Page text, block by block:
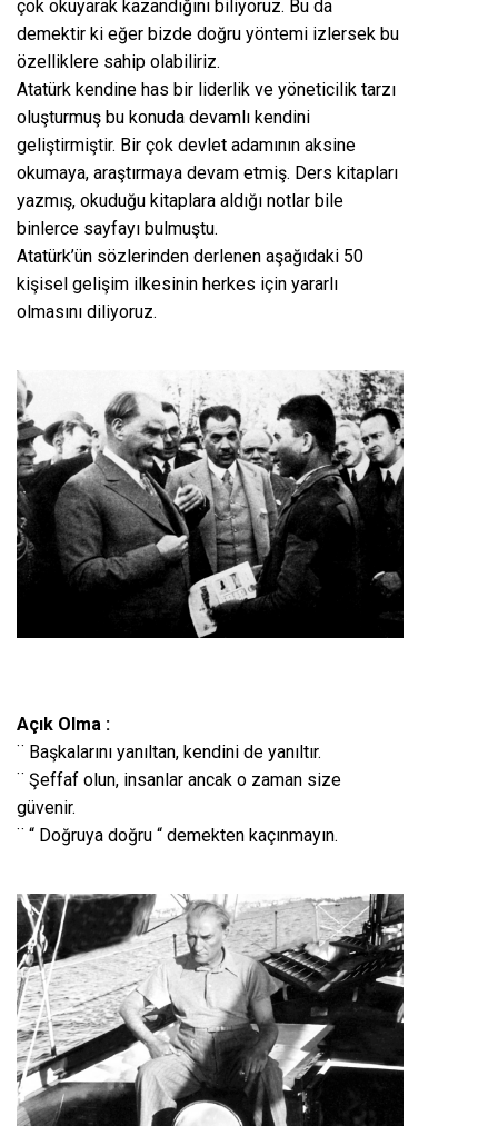
çok okuyarak kazandığını biliyoruz. Bu da
demektir ki eğer bizde doğru yöntemi izlersek bu
özelliklere sahip olabiliriz.
Atatürk kendine has bir liderlik ve yöneticilik tarzı
oluşturmuş bu konuda devamlı kendini
geliştirmiştir. Bir çok devlet adamının aksine
okumaya, araştırmaya devam etmiş. Ders kitapları
yazmış, okuduğu kitaplara aldığı notlar bile
binlerce sayfayı bulmuştu.
Atatürk’ün sözlerinden derlenen aşağıdaki 50
kişisel gelişim ilkesinin herkes için yararlı
olmasını diliyoruz.
Açık Olma :
¨ Başkalarını yanıltan, kendini de yanıltır.
¨ Şeffaf olun, insanlar ancak o zaman size
güvenir.
¨ “ Doğruya doğru “ demekten kaçınmayın.